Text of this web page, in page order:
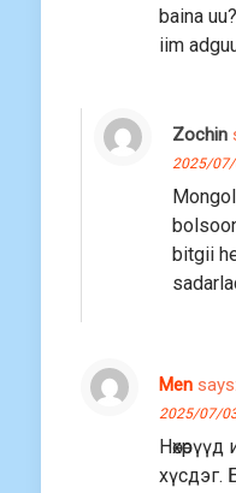
baina
iim
Zochin
2025/
bitgii
Меn says:
2025/07/
Нөхөрүүд
хүсдэг.